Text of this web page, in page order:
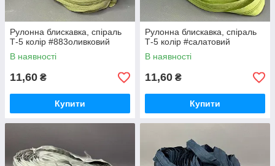
Рулонна блискавка, спіраль
Т-5 колір #883оливковий
В наявності
11,60 ₴
Купити
Рулонна блискавка, спіраль
Т-5 колір #салатовий
В наявності
11,60 ₴
Купити